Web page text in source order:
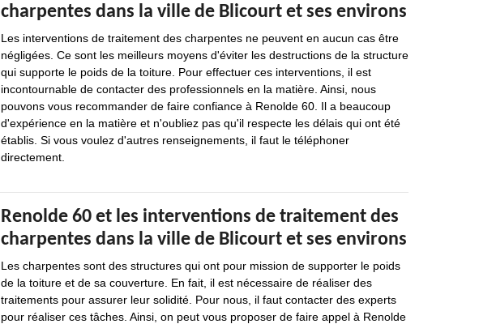
charpentes dans la ville de Blicourt et ses environs
Les interventions de traitement des charpentes ne peuvent en aucun cas être
négligées. Ce sont les meilleurs moyens d'éviter les destructions de la structure
qui supporte le poids de la toiture. Pour effectuer ces interventions, il est
incontournable de contacter des professionnels en la matière. Ainsi, nous
pouvons vous recommander de faire confiance à Renolde 60. Il a beaucoup
d'expérience en la matière et n'oubliez pas qu'il respecte les délais qui ont été
établis. Si vous voulez d'autres renseignements, il faut le téléphoner
directement.
Renolde 60 et les interventions de traitement des
charpentes dans la ville de Blicourt et ses environs
Les charpentes sont des structures qui ont pour mission de supporter le poids
de la toiture et de sa couverture. En fait, il est nécessaire de réaliser des
traitements pour assurer leur solidité. Pour nous, il faut contacter des experts
pour réaliser ces tâches. Ainsi, on peut vous proposer de faire appel à Renolde